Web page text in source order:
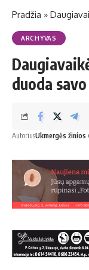
Pradžia »
ARCHYVAS
duo­da
AutoriusUkmergės žinios